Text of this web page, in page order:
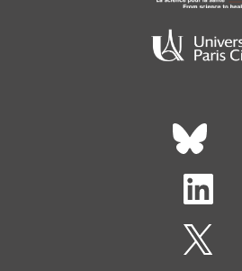
Réseaux sociaux